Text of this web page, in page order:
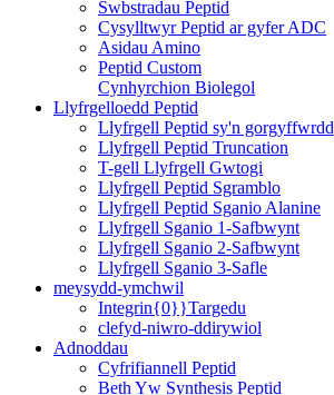
Swbstradau Peptid
Cysylltwyr Peptid ar gyfer ADC
Asidau Amino
Peptid Custom
Cynhyrchion Biolegol
Llyfrgelloedd Peptid
Llyfrgell Peptid sy'n gorgyffwrdd
Llyfrgell Peptid Truncation
T-gell Llyfrgell Gwtogi
Llyfrgell Peptid Sgramblo
Llyfrgell Peptid Sganio Alanine
Llyfrgell Sganio 1-Safbwynt
Llyfrgell Sganio 2-Safbwynt
Llyfrgell Sganio 3-Safle
meysydd-ymchwil
Integrin{0}}Targedu
clefyd-niwro-ddirywiol
Adnoddau
Cyfrifiannell Peptid
Beth Yw Synthesis Peptid